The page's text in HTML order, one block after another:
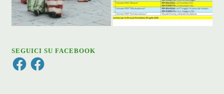
SEGUICI SU FACEBOOK
FacebookFacebook